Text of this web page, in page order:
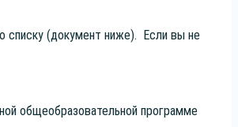
спис­ку (доку­мент ниже). Если вы не
обще­об­ра­зо­ва­тель­ной про­грам­ме